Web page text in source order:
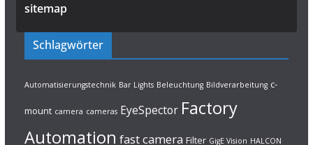
sitemap
Schlagwörter
Automatisierungstechnik Bar Lights Beleuchtung Bildverarbeitung c-
mount camera cameras EyeSpector Factory
Automation fast camera Filter GigE Vision HALCON